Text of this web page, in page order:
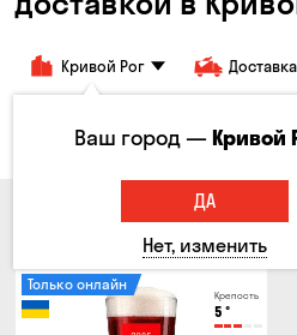
Кривой Рог Доставка
Все товары Пиво
Крепость
5 °
Только онлайн
Ваш город —Кривой
ДА
Нет, изменить